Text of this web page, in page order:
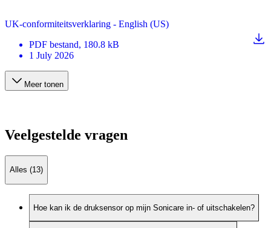
UK-conformiteitsverklaring - English (US)
PDF bestand, 180.8 kB
1 July 2026
Meer tonen
Veelgestelde vragen
Alles (13)
Hoe kan ik de druksensor op mijn Sonicare in- of uitschakelen?